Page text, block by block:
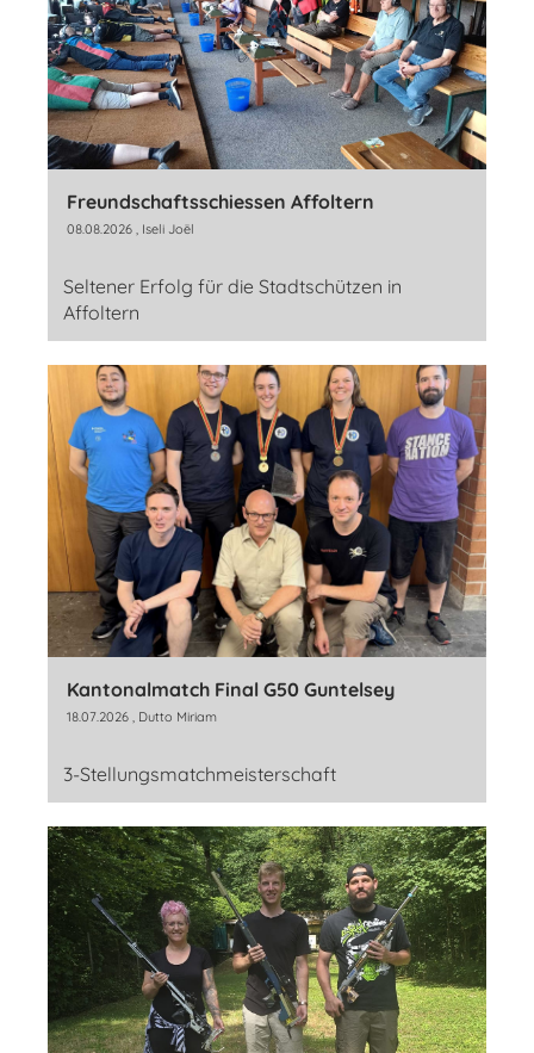
Freundschaftsschiessen Affoltern
08.08.2026 , Iseli Joël
Seltener Erfolg für die Stadtschützen in
Affoltern
Kantonalmatch Final G50 Guntelsey
18.07.2026 , Dutto Miriam
3-Stellungsmatchmeisterschaft